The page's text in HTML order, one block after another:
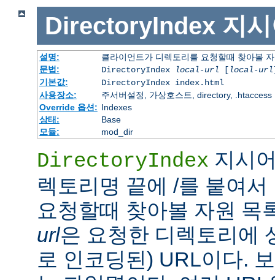
DirectoryIndex 지
설명:
클라이언트가 디렉토리를 요청할때 찾아볼
문법:
DirectoryIndex local-url [ local-url
기본값:
DirectoryIndex index.html
사용장소:
주서버설정, 가상호스트, directory, .htaccess
Override 옵션: Indexes
상태:
Base
모듈:
mod_dir
DirectoryIndex 지시
렉토리명 끝에 /를 붙여
요청할때 찾아볼 자원 목
url은 요청한 디렉토리에
로 인코딩된) URL이다.